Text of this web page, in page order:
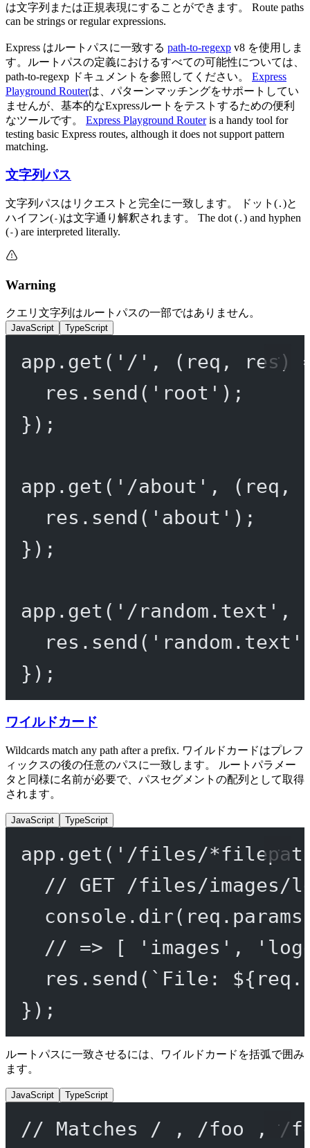
は文字列または正規表現にすることができます。 Route paths
can be strings or regular expressions.
Express はルートパスに一致する path-to-regexp v8 を使用しま
す。ルートパスの定義におけるすべての可能性については、
path-to-regexp ドキュメントを参照してください。 Express
Playground Routerは、パターンマッチングをサポートしてい
ませんが、基本的なExpressルートをテストするための便利
なツールです。 Express Playground Routeris a handy tool for
testing basic Express routes, although it does not support pattern
matching.
文字列パス
文字列パスはリクエストと完全に一致します。 ドット( . )と
ハイフン(-)は文字通り解釈されます。 The dot ( . ) and hyphen
(-) are interpreted literally.
Warning
クエリ文字列はルートパスの一部ではありません。
JavaScript TypeScript
app. get ( '/' , ( req , res)
res. send ( 'root' );
});
app. get ( '/about' , ( req ,
res. send ( 'about' );
});
app. get ( '/random.text' ,
res. send ( 'random.text'
});
ワイルドカード
Wildcards match any path after a prefix. ワイルドカードはプレフ
ィックスの後の任意のパスに一致します。 ルートパラメー
タと同様に名前が必要で、パスセグメントの配列として取得
されます。
JavaScript TypeScript
app. get ( '/files/
// GET /files/images/
console. dir
// => [ 'images',
res. send ( `File: ${ req .
});
ルートパスに一致させるには、ワイルドカードを括弧で囲み
ます。
JavaScript TypeScript
// Matches / , /foo , /